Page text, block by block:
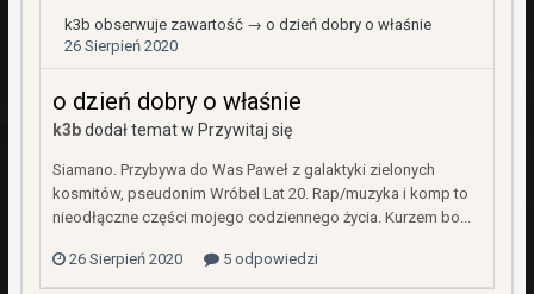
k3b obserwuje zawartość → o dzień dobry o właśnie
26 Sierpień 2020
o dzień dobry o właśnie
k3bdodał temat w Przywitaj się
Siamano. Przybywa do Was Paweł z galaktyki zielonych
kosmitów, pseudonim Wróbel Lat 20. Rap/muzyka i komp to
nieodłączne części mojego codziennego życia. Kurzem bo...
26 Sierpień 2020 5 odpowiedzi